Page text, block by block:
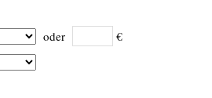
oder €